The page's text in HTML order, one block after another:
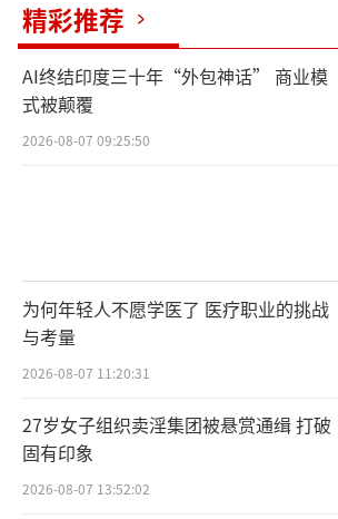
精彩推荐
AI终结印度三十年“外包神话” 商业模
式被颠覆
2026-08-07 09:25:50
为何年轻人不愿学医了 医疗职业的挑战
与考量
2026-08-07 11:20:31
27岁女子组织卖淫集团被悬赏通缉 打破
固有印象
2026-08-07 13:52:02